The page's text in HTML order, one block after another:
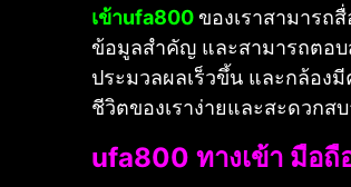
เข้าufa800 ของเราสามารถ
ข้อมูลสำคัญ และสามารถตอบ
ประมวลผลเร็วขึ้น และกล้อง
ชีวิตของเราง่ายและสะดวกส
ufa800 ทางเข้า มือถื